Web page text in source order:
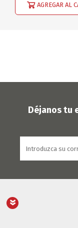
AGREGAR AL
Déjanos tu